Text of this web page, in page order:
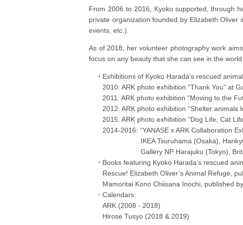
From 2006 to 2016, Kyoko supported, through
private organization founded by Elizabeth
events, etc.).
As of 2018, her volunteer photography work
focus on any beauty that she can see in the world.
・ Exhibitions of Kyoko Harada’s rescued
2010: ARK photo exhibition “Thank You” at
2011: ARK photo exhibition “Moving to the
2012: ARK photo exhibition “Shelter
2015: ARK photo exhibition “Dog Life, Cat
2014-2016: “YANASE x ARK Collaboration
IKEA Tsuruhama (Osaka),
Gallery NP Harajuku (Tokyo),
・ Books featuring Kyoko Harada’s rescued
Rescue! Elizabeth Oliver’s Animal Refuge,
Mamoritai Kono Chiisana Inochi, published
・Calendars:
ARK (2008 - 2018)
Hirose Tusyo (2018 & 2019)